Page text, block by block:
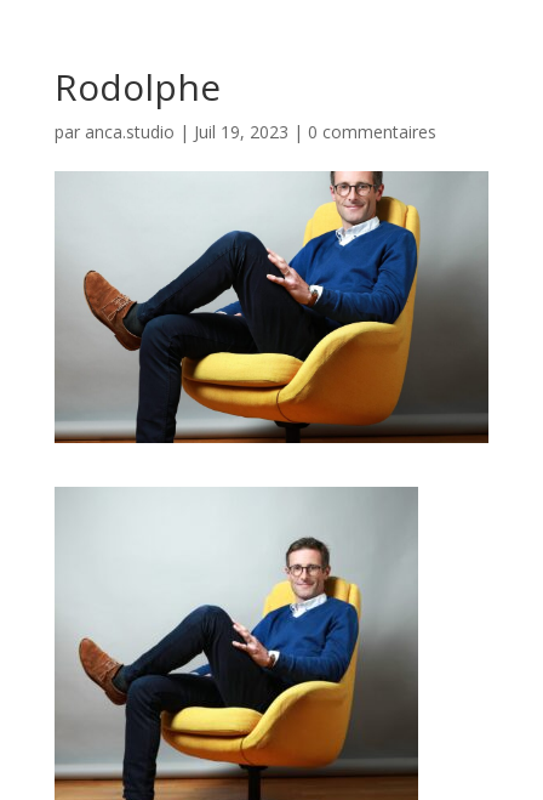
Rodolphe
par anca.studio | Juil 19, 2023 | 0 commentaires